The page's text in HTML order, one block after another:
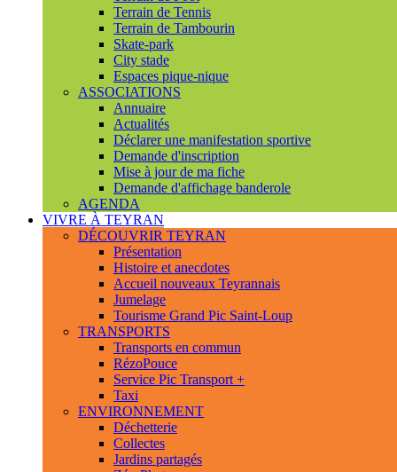
Terrain de Tennis
Terrain de Tambourin
Skate-park
City stade
Espaces pique-nique
ASSOCIATIONS
Annuaire
Actualités
Déclarer une manifestation sportive
Demande d'inscription
Mise à jour de ma fiche
Demande d'affichage banderole
AGENDA
VIVRE À TEYRAN
DÉCOUVRIR TEYRAN
Présentation
Histoire et anecdotes
Accueil nouveaux Teyrannais
Jumelage
Tourisme Grand Pic Saint-Loup
TRANSPORTS
Transports en commun
RézoPouce
Service Pic Transport +
Taxi
ENVIRONNEMENT
Déchetterie
Collectes
Jardins partagés